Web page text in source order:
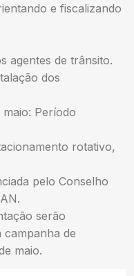
e fiscalizando
agentes de trânsito.
dos
Período
rotativo,
pelo Conselho
serão
campanha de
maio.